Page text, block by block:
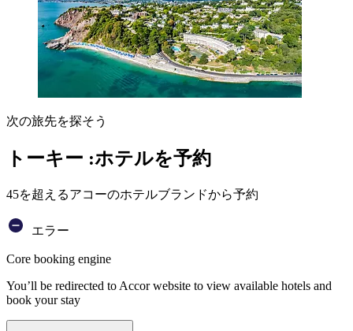
次の旅先を探そう
トーキー :ホテルを予約
45を超えるアコーのホテルブランドから予約
エラー
Core booking engine
You’ll be redirected to Accor website to view available hotels and
book your stay